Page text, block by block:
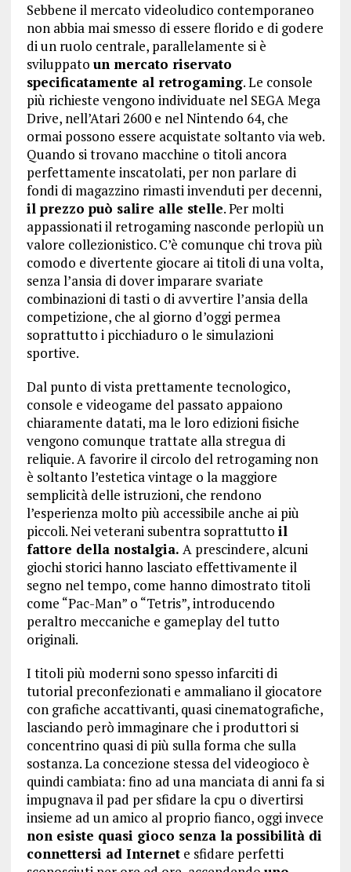
Sebbene il mercato videoludico contemporaneo
non abbia mai smesso di essere florido e di godere
di un ruolo centrale, parallelamente si è
sviluppato un mercato riservato
specificatamente al retrogaming. Le console
più richieste vengono individuate nel SEGA Mega
Drive, nell’Atari 2600 e nel Nintendo 64, che
ormai possono essere acquistate soltanto via web.
Quando si trovano macchine o titoli ancora
perfettamente inscatolati, per non parlare di
fondi di magazzino rimasti invenduti per decenni,
il prezzo può salire alle stelle. Per molti
appassionati il retrogaming nasconde perlopiù un
valore collezionistico. C’è comunque chi trova più
comodo e divertente giocare ai titoli di una volta,
senza l’ansia di dover imparare svariate
combinazioni di tasti o di avvertire l’ansia della
competizione, che al giorno d’oggi permea
soprattutto i picchiaduro o le simulazioni
sportive.
Dal punto di vista prettamente tecnologico,
console e videogame del passato appaiono
chiaramente datati, ma le loro edizioni fisiche
vengono comunque trattate alla stregua di
reliquie. A favorire il circolo del retrogaming non
è soltanto l’estetica vintage o la maggiore
semplicità delle istruzioni, che rendono
l’esperienza molto più accessibile anche ai più
piccoli. Nei veterani subentra soprattutto il
fattore della nostalgia. A prescindere, alcuni
giochi storici hanno lasciato effettivamente il
segno nel tempo, come hanno dimostrato titoli
come “Pac-Man” o “Tetris”, introducendo
peraltro meccaniche e gameplay del tutto
originali.
I titoli più moderni sono spesso infarciti di
tutorial preconfezionati e ammaliano il giocatore
con grafiche accattivanti, quasi cinematografiche,
lasciando però immaginare che i produttori si
concentrino quasi di più sulla forma che sulla
sostanza. La concezione stessa del videogioco è
quindi cambiata: fino ad una manciata di anni fa si
impugnava il pad per sfidare la cpu o divertirsi
insieme ad un amico al proprio fianco, oggi invece
non esiste quasi gioco senza la possibilità di
connettersi ad Internete sfidare perfetti